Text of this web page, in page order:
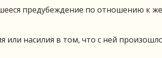
предубеждение по отношению к
или насилия в том, что с ней